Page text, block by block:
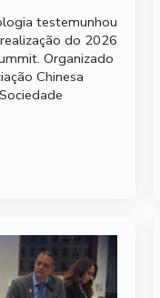
testemunhou
do 2026
Organizado
Chinesa